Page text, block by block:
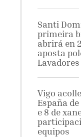
Santi
primeira
abrirá en
aposta
Lavadores
Vigo
España
e 8 de
equipos